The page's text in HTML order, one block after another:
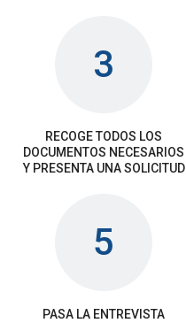
3
RECOGE TODOS LOS
DOCUMENTOS NECESARIOS
Y PRESENTA UNA SOLICITUD
5
PASA LA ENTREVISTA